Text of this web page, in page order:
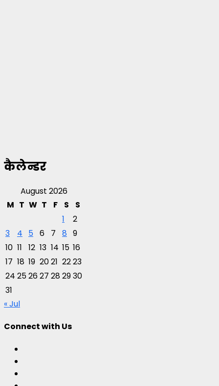
कैलेन्डर
August 2026
M T W T F S
S
1
2
3
4 5 6 7 8 9
10 11 12 13 14 15 16
17 18 19 2021 2223
24 252627 282930
31
« Jul
Connect with Us